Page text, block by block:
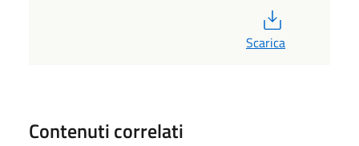
Scarica
Contenuti correlati